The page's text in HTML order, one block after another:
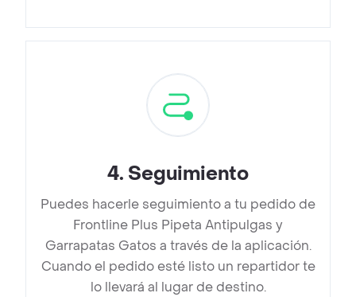
4. Seguimiento
Puedes hacerle seguimiento a tu pedido de
Frontline Plus Pipeta Antipulgas y
Garrapatas Gatos a través de la aplicación.
Cuando el pedido esté listo un repartidor te
lo llevará al lugar de destino.